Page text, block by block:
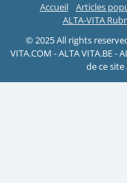
Accueil Articles
ALTA-VITA
© 2025 All rights
VITA.COM - ALTA VITA.BE -
de ce